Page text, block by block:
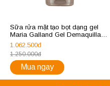
Sữa rửa mặt tạo bọt dạng gel
Maria Galland Gel Demaquillant
Fraicheur Refreshing Cleansing
Gel 60
1.062.500đ
1.250.000đ
Mua ngay